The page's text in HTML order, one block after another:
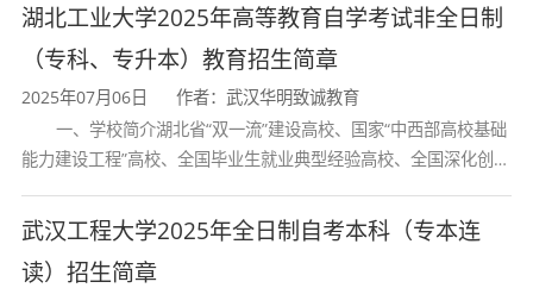
湖北工业大学2025年高等教育自学考试非全日制
（专科、专升本）教育招生简章
2025年07月06日
作者：武汉华明致诚教育
一、学校简介湖北省“双一流”建设高校、国家“中西部高校基础
能力建设工程”高校、全国毕业生就业典型经验高校、全国深化创新
员职务科技成果所有权或
武汉工程大学2025年全日制自考本科（专本连
读）招生简章